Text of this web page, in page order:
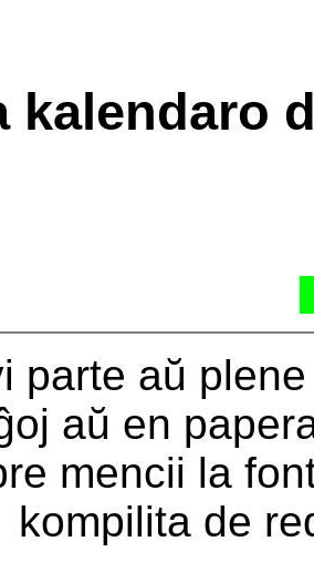
kalendaro
parte aŭ­
aŭ en
mencii la
kompilita de